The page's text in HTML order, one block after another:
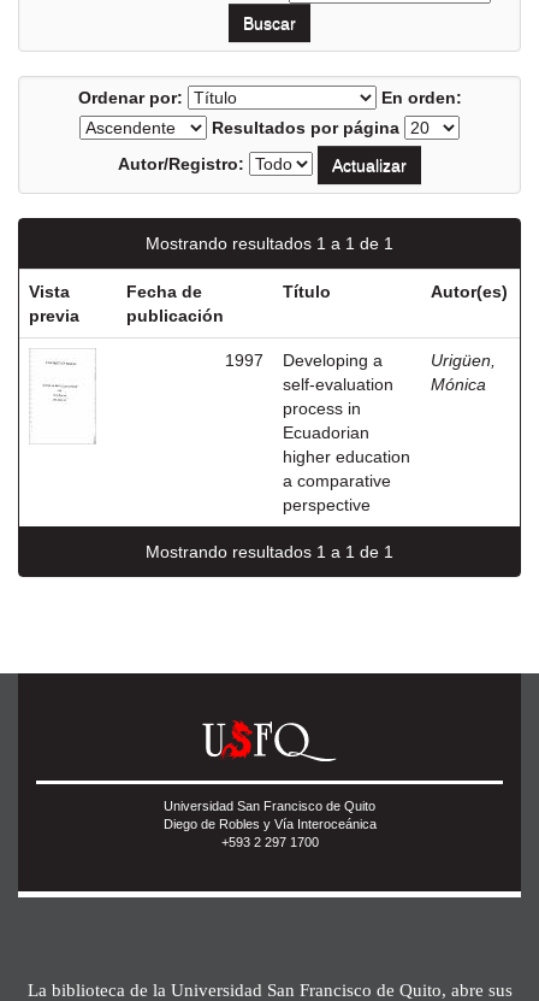
Ordenar por:
En orden:
Resultados por página
Autor/Registro:
Mostrando resultados 1 a 1 de 1
Vista
previa
Fecha de
publicación
Título Autor(es)
1997
Developing a
self-evaluation
process in
Ecuadorian
higher education
a comparative
perspective
Urigüen,
Mónica
Mostrando resultados 1 a 1 de 1
Universidad San Francisco de Quito
Diego de Robles y Vía Interoceánica
+593 2 297 1700
La biblioteca de la Universidad San Francisco de Quito, abre sus